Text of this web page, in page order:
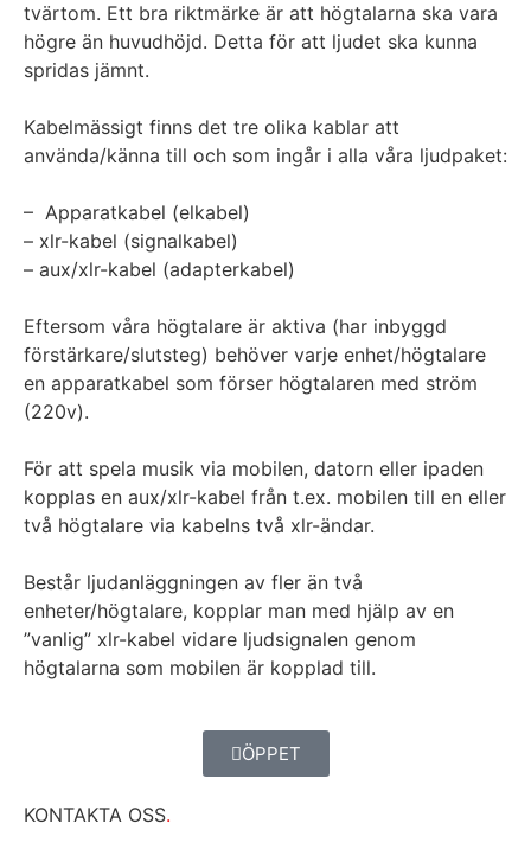
tvärtom. Ett bra riktmärke är att högtalarna ska vara
högre än huvudhöjd. Detta för att ljudet ska kunna
spridas jämnt.
Kabelmässigt finns det tre olika kablar att
använda/känna till och som ingår i alla våra ljudpaket:
– Apparatkabel (elkabel)
– xlr-kabel (signalkabel)
– aux/xlr-kabel (adapterkabel)
Eftersom våra högtalare är aktiva (har inbyggd
förstärkare/slutsteg) behöver varje enhet/högtalare
en apparatkabel som förser högtalaren med ström
(220v).
För att spela musik via mobilen, datorn eller ipaden
kopplas en aux/xlr-kabel från t.ex. mobilen till en eller
två högtalare via kabelns två xlr-ändar.
Består ljudanläggningen av fler än två
enheter/högtalare, kopplar man med hjälp av en
”vanlig” xlr-kabel vidare ljudsignalen genom
högtalarna som mobilen är kopplad till.
ÖPPET
KONTAKTA OSS.